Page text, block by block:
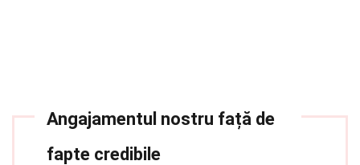
Angajamentul nostru față de
fapte credibile